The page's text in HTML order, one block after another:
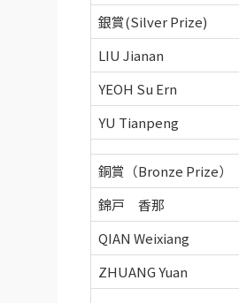
銀賞(Silver Prize)
LIU Jianan
YEOH Su Ern
YU Tianpeng
銅賞（Bronze Prize）
錦戸 香那
QIAN Weixiang
ZHUANG Yuan